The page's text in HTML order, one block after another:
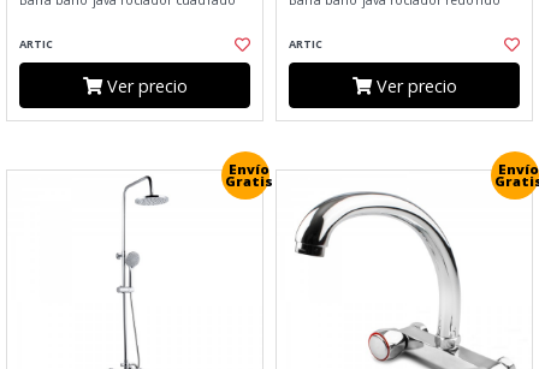
ARTIC
Ver precio
ARTIC
Ver precio
Envío
Gratis
Envío